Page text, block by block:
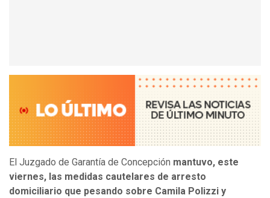
El Juzgado de Garantía de Concepción mantuvo, este
viernes, las medidas cautelares de arresto
domiciliario que pesando sobre Camila Polizzi y